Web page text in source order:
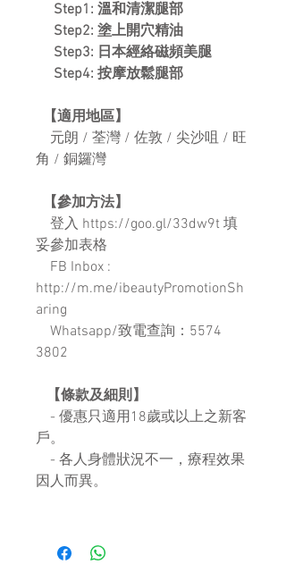
Step1: 溫和清潔腿部
Step2: 塗上開穴精油
Step3: 日本經絡磁頻美腿
Step4: 按摩放鬆腿部
【適用地區】
元朗 / 荃灣 / 佐敦 / 尖沙咀 / 旺
角 / 銅鑼灣
【參加方法】
登入 https://goo.gl/33dw9t 填
妥參加表格
FB Inbox :
http://m.me/ibeautyPromotionSh
aring
Whatsapp/致電查詢：5574
3802
【條款及細則】
- 優惠只適用18歲或以上之新客
戶。
- 各人身體狀況不一，療程效果
因人而異。